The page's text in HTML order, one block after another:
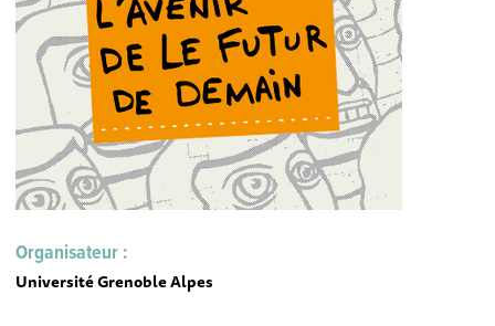
Organisateur :
Université Grenoble Alpes